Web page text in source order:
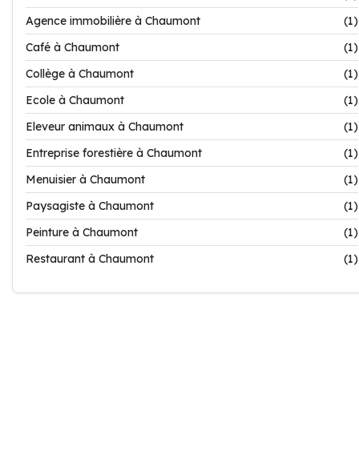
Agence immobilière à Chaumont
(1)
Café à Chaumont
(1)
Collège à Chaumont
(1)
Ecole à Chaumont
(1)
Eleveur animaux à Chaumont
(1)
Entreprise forestière à Chaumont
(1)
Menuisier à Chaumont
(1)
Paysagiste à Chaumont
(1)
Peinture à Chaumont
(1)
Restaurant à Chaumont
(1)